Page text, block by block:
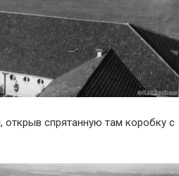
открыв спрятанную там коробку с